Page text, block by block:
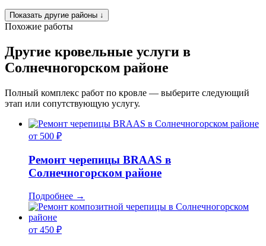
Показать другие районы ↓
Похожие работы
Другие кровельные услуги в
Солнечногорском районе
Полный комплекс работ по кровле — выберите следующий
этап или сопутствующую услугу.
от 500 ₽
Ремонт черепицы BRAAS в
Солнечногорском районе
Подробнее →
от 450 ₽